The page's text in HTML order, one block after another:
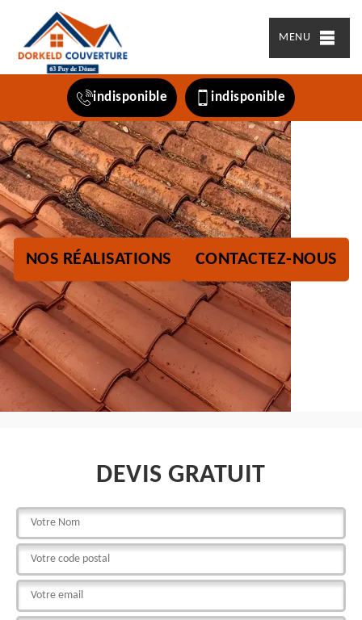
MENU
indisponible indisponible
NOS RÉALISATIONS CONTACTEZ-NOUS
DEVIS GRATUIT